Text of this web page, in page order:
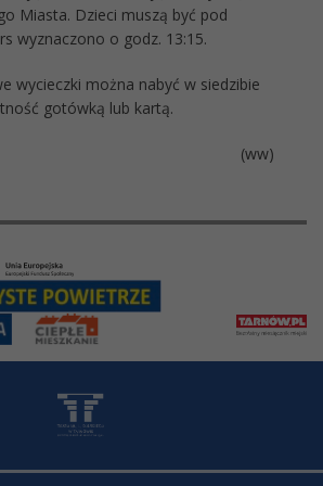
Miasta. Dzieci muszą być pod
wyznaczono o godz. 13:15.
wycieczki można nabyć w siedzibie
gotówką lub kartą.
(ww)